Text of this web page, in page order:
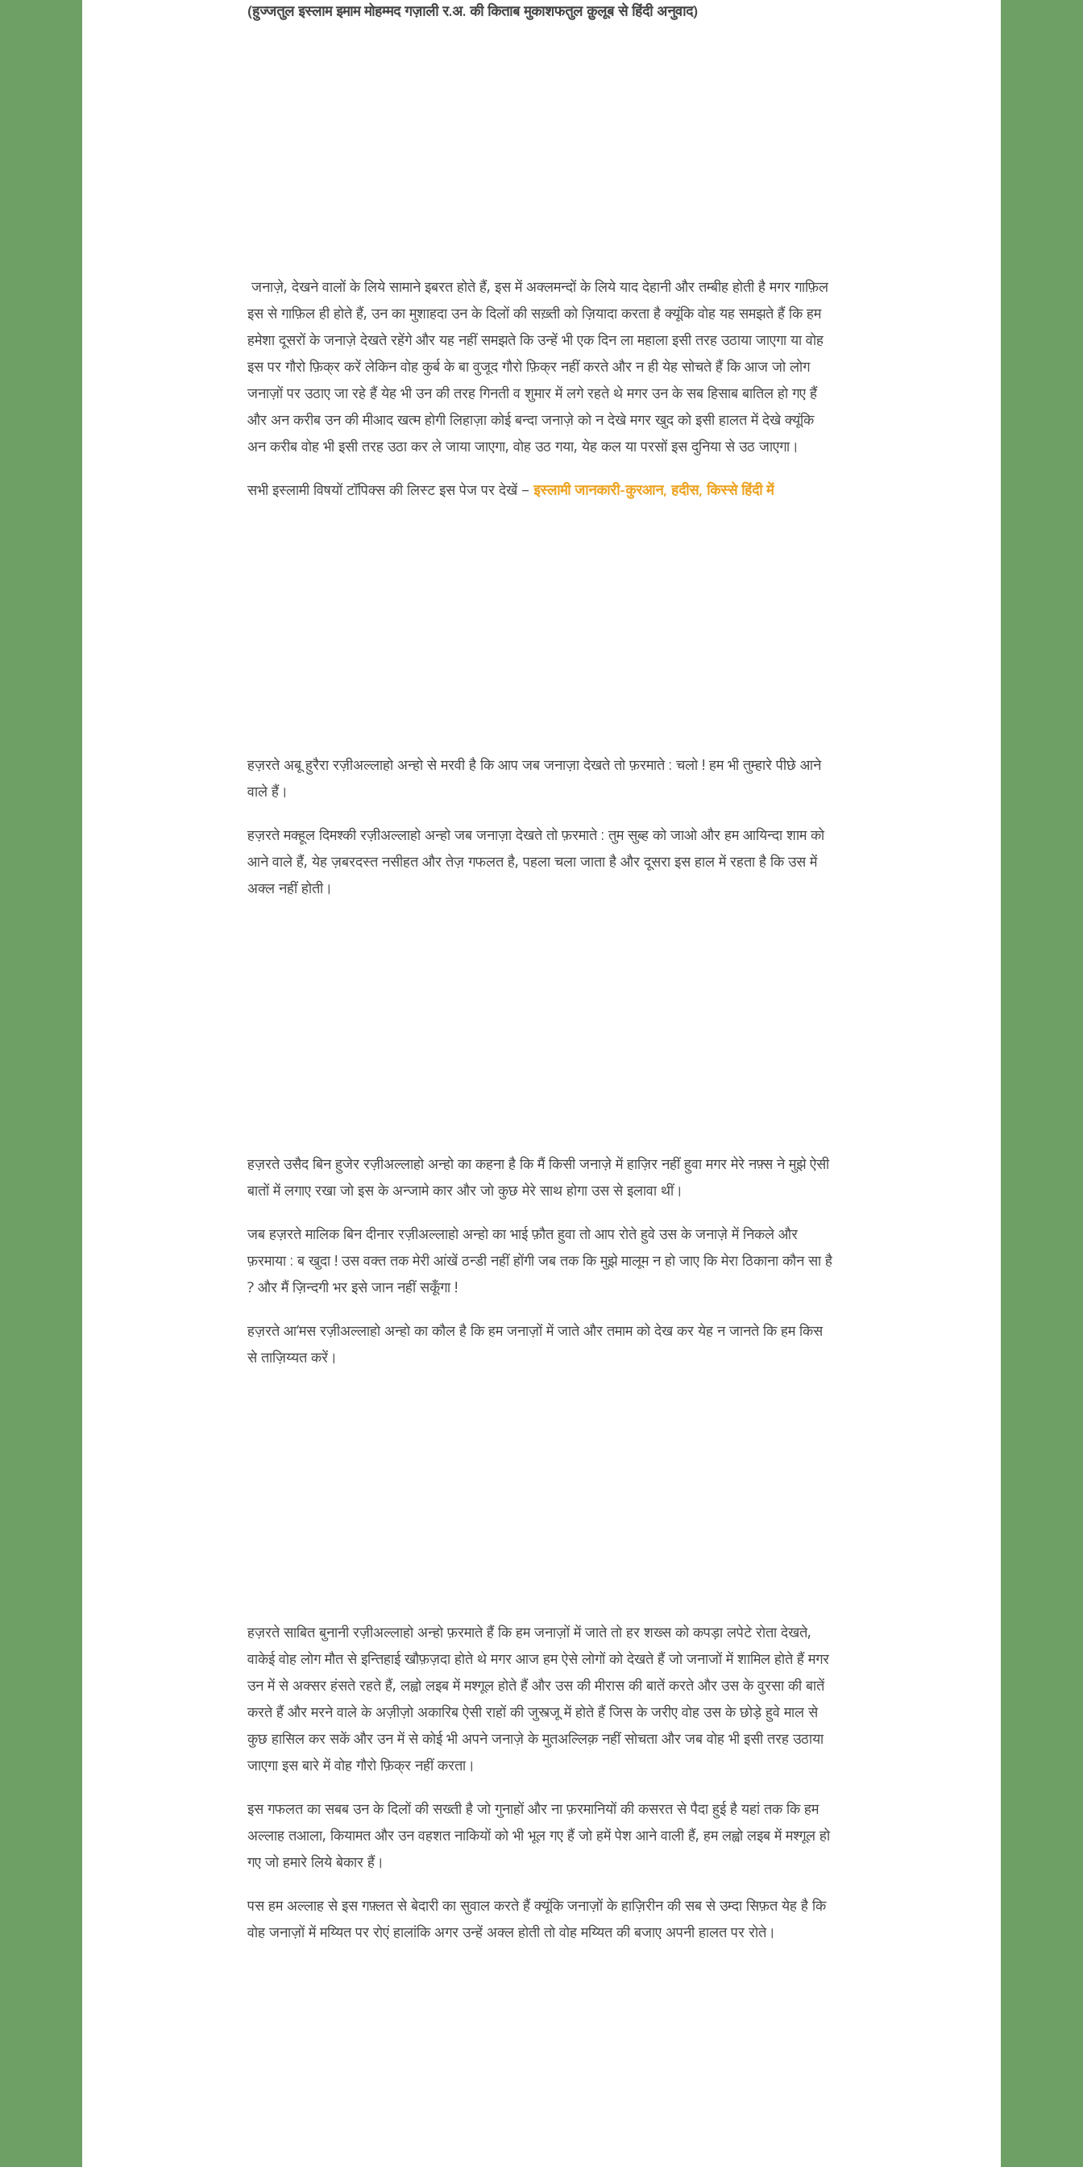
A
(हुज्जतुल इस्लाम इमाम मोहम्मद गज़ाली र.अ. की किताब मुकाशफतुल क़ुलूब से हिंदी अनुवाद)
जनाज़े, देखने वालों के लिये सामाने इबरत होते हैं, इस में अक्लमन्दों के लिये याद देहानी और तम्बीह होती है मगर गाफ़िल
इस से गाफ़िल ही होते हैं, उन का मुशाहदा उन के दिलों की सख़्ती को ज़ियादा करता है क्यूंकि वोह यह समझते हैं कि हम
हमेशा दूसरों के जनाज़े देखते रहेंगे और यह नहीं समझते कि उन्हें भी एक दिन ला महाला इसी तरह उठाया जाएगा या वोह
इस पर गौरो फ़िक्र करें लेकिन वोह कुर्ब के बा वुजूद गौरो फ़िक्र नहीं करते और न ही येह सोचते हैं कि आज जो लोग
जनाज़ों पर उठाए जा रहे हैं येह भी उन की तरह गिनती व शुमार में लगे रहते थे मगर उन के सब हिसाब बातिल हो गए हैं
और अन करीब उन की मीआद खत्म होगी लिहाज़ा कोई बन्दा जनाज़े को न देखे मगर खुद को इसी हालत में देखे क्यूंकि
अन करीब वोह भी इसी तरह उठा कर ले जाया जाएगा, वोह उठ गया, येह कल या परसों इस दुनिया से उठ जाएगा।
सभी इस्लामी विषयों टॉपिक्स की लिस्ट इस पेज पर देखें –इस्लामी जानकारी-कुरआन, हदीस, किस्से हिंदी में
हज़रते अबू हुरैरा रज़ीअल्लाहो अन्हो से मरवी है कि आप जब जनाज़ा देखते तो फ़रमाते : चलो ! हम भी तुम्हारे पीछे आने
वाले हैं।
हज़रते मक्हूल दिमश्की रज़ीअल्लाहो अन्हो जब जनाज़ा देखते तो फ़रमाते : तुम सुब्ह को जाओ और हम आयिन्दा शाम को
आने वाले हैं, येह ज़बरदस्त नसीहत और तेज़ गफलत है, पहला चला जाता है और दूसरा इस हाल में रहता है कि उस में
अक्ल नहीं होती।
हज़रते उसैद बिन हुजेर रज़ीअल्लाहो अन्हो का कहना है कि मैं किसी जनाज़े में हाज़िर नहीं हुवा मगर मेरे नफ़्स ने मुझे ऐसी
बातों में लगाए रखा जो इस के अन्जामे कार और जो कुछ मेरे साथ होगा उस से इलावा थीं।
जब हज़रते मालिक बिन दीनार रज़ीअल्लाहो अन्हो का भाई फ़ौत हुवा तो आप रोते हुवे उस के जनाज़े में निकले और
फ़रमाया : ब खुदा ! उस वक्त तक मेरी आंखें ठन्डी नहीं होंगी जब तक कि मुझे मालूम न हो जाए कि मेरा ठिकाना कौन सा है
? और मैं ज़िन्दगी भर इसे जान नहीं सकूँगा !
हज़रते आ’मस रज़ीअल्लाहो अन्हो का कौल है कि हम जनाज़ों में जाते और तमाम को देख कर येह न जानते कि हम किस
से ताज़िय्यत करें।
हज़रते साबित बुनानी रज़ीअल्लाहो अन्हो फ़रमाते हैं कि हम जनाज़ों में जाते तो हर शख्स को कपड़ा लपेटे रोता देखते,
वाकेई वोह लोग मौत से इन्तिहाई खौफ़ज़दा होते थे मगर आज हम ऐसे लोगों को देखते हैं जो जनाजों में शामिल होते हैं मगर
उन में से अक्सर हंसते रहते हैं, लह्वो लइब में मश्गूल होते हैं और उस की मीरास की बातें करते और उस के वुरसा की बातें
करते हैं और मरने वाले के अज़ीज़ो अकारिब ऐसी राहों की जुस्त्जू में होते हैं जिस के जरीए वोह उस के छोड़े हुवे माल से
कुछ हासिल कर सकें और उन में से कोई भी अपने जनाज़े के मुतअल्लिक़ नहीं सोचता और जब वोह भी इसी तरह उठाया
जाएगा इस बारे में वोह गौरो फ़िक्र नहीं करता।
इस गफलत का सबब उन के दिलों की सख्ती है जो गुनाहों और ना फ़रमानियों की कसरत से पैदा हुई है यहां तक कि हम
अल्लाह तआला, कियामत और उन वहशत नाकियों को भी भूल गए हैं जो हमें पेश आने वाली हैं, हम लह्वो लइब में मश्गूल हो
गए जो हमारे लिये बेकार हैं।
पस हम अल्लाह से इस गफ़्लत से बेदारी का सुवाल करते हैं क्यूंकि जनाज़ों के हाज़िरीन की सब से उम्दा सिफ़त येह है कि
वोह जनाज़ों में मय्यित पर रोएं हालांकि अगर उन्हें अक्ल होती तो वोह मय्यित की बजाए अपनी हालत पर रोते।